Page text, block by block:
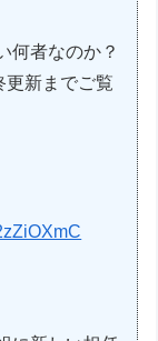
何者なのか？
更新までご覧